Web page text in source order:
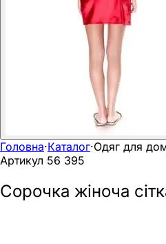
Головна·Каталог·Одяг для
Артикул 56 395
Сорочка жіноча